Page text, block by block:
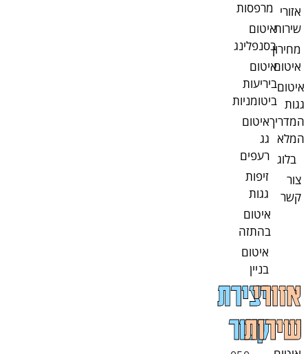
אזורי
שירות
מחירון
איטום
איטום
גגות
המדריך
המלא
בלוג
צור
קשר
מרפסות
איטום
בסנפלינג
איטום
ביריעות
ביטומניות
איטום
גג
רעפים
זיפות
גגות
איטום
בהתזה
איטום
בניין
יצירת
קשר
אזורי
שירות